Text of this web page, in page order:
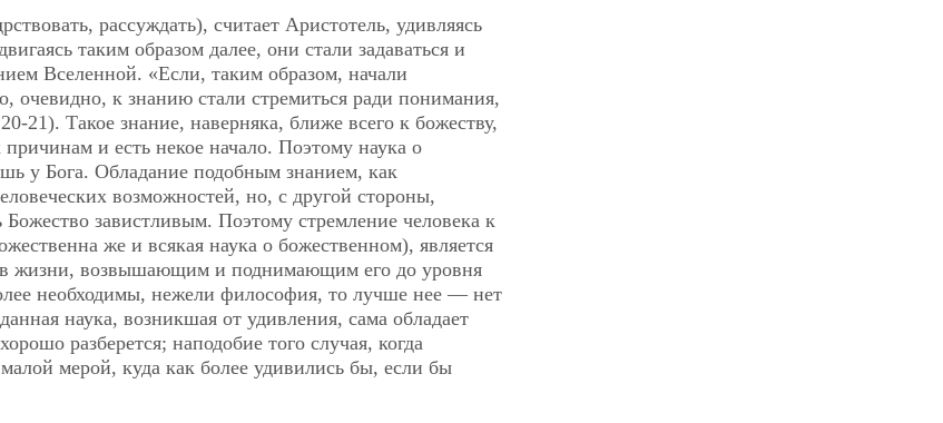
рассуждать), считает Аристотель, удивляясь
таким образом далее, они стали задаваться и
Вселенной. «Если, таким образом, начали
очевидно, к знанию стали стремиться ради понимания,
21). Такое знание, наверняка, ближе всего к божеству,
и есть некое начало. Поэтому наука о
у Бога. Обладание подобным знанием, как
возможностей, но, с другой стороны,
завистливым. Поэтому стремление человека к
же и всякая наука о божественном), является
жизни, возвышающим и поднимающим его до уровня
необходимы, нежели философия, то лучше нее — нет
наука, возникшая от удивления, сама обладает
разберется; наподобие того случая, когда
мерой, куда как более удивились бы, если бы